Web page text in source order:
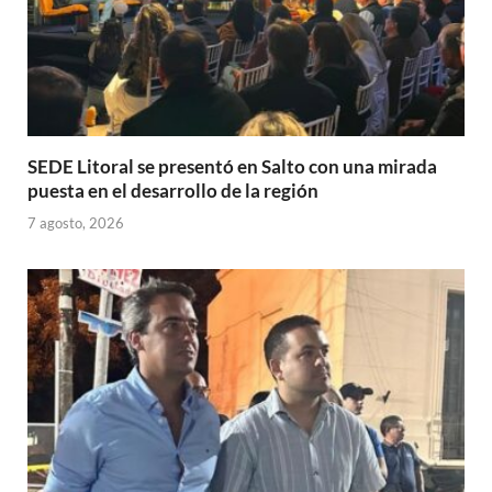
SEDE Litoral se presentó en Salto con una mirada
puesta en el desarrollo de la región
7 agosto, 2026